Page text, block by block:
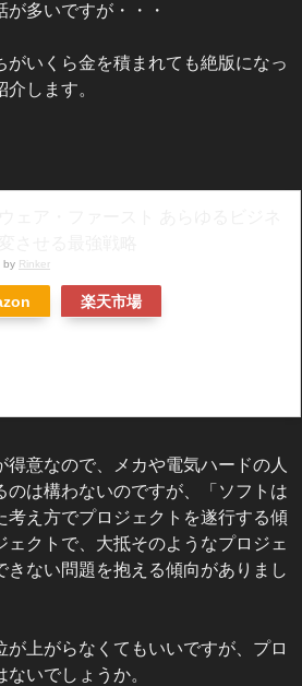
多いですが・・・
いくら金を積まれても絶版になっ
します。
by Rinker
楽天市場
意なので、メカや電気ハードの人
は構わないのですが、「ソフトは
え方でプロジェクトを遂行する傾
クトで、大抵そのようなプロジェ
ない問題を抱える傾向がありまし
上がらなくてもいいですが、プロ
いでしょうか。